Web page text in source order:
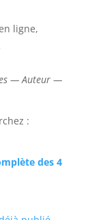
ligne,
— Auteur —
:
des 4